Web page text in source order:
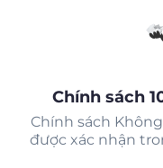
Chính sách
Chính sách
được xác nhận